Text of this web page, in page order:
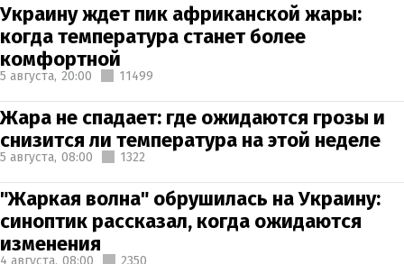
Украину ждет пик африканской жары:
когда температура станет более
комфортной
5 августа, 20:00 11499
Жара не спадает: где ожидаются грозы и
снизится ли температура на этой неделе
5 августа, 08:00 1322
"Жаркая волна" обрушилась на Украину:
синоптик рассказал, когда ожидаются
изменения
4 августа, 08:00 2350